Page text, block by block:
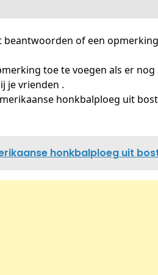
beantwoorden of een
toe te voegen als er
je vrienden .
honkbalploeg uit
honkbalploeg uit